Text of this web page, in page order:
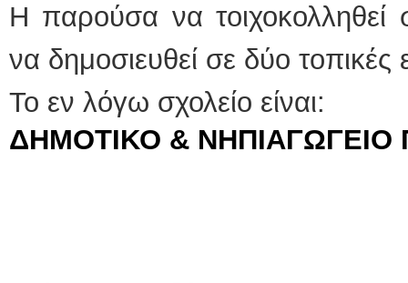
Η παρούσα να τοιχοκολληθεί
να δημοσιευθεί σε δύο τοπικές
Το εν λόγω σχολείο είναι:
ΔΗΜΟΤΙΚΟ &